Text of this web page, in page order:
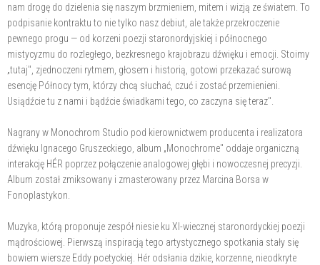
nam drogę do dzielenia się naszym brzmieniem, mitem i wizją ze światem. To
podpisanie kontraktu to nie tylko nasz debiut, ale także przekroczenie
pewnego progu — od korzeni poezji staronordyjskiej i północnego
mistycyzmu do rozległego, bezkresnego krajobrazu dźwięku i emocji. Stoimy
„tutaj", zjednoczeni rytmem, głosem i historią, gotowi przekazać surową
esencję Północy tym, którzy chcą słuchać, czuć i zostać przemienieni.
Usiądźcie tu z nami i bądźcie świadkami tego, co zaczyna się teraz".
Nagrany w Monochrom Studio pod kierownictwem producenta i realizatora
dźwięku Ignacego Gruszeckiego, album „Monochrome" oddaje organiczną
interakcję HÉR poprzez połączenie analogowej głębi i nowoczesnej precyzji.
Album został zmiksowany i zmasterowany przez Marcina Borsa w
Fonoplastykon.
Muzyka, którą proponuje zespół niesie ku XI-wiecznej staronordyckiej poezji
mądrościowej. Pierwszą inspiracją tego artystycznego spotkania stały się
bowiem wiersze Eddy poetyckiej. Hér odsłania dzikie, korzenne, nieodkryte